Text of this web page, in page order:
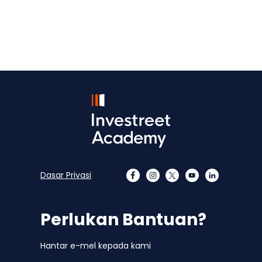
Dasar Privasi
Perlukan Bantuan?
Hantar e-mel kepada kami